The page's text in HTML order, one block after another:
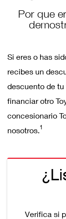
Por que
Si eres o has
recibes un
descuento de
financiar otro
concesionario
nosotros.1
Verifica si